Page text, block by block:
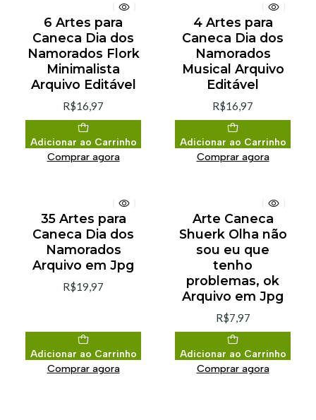
6 Artes para
Caneca Dia dos
Namorados Flork
Minimalista
Arquivo Editável
R$16,97
Adicionar ao Carrinho
Comprar agora
4 Artes para
Caneca Dia dos
Namorados
Musical Arquivo
Editável
R$16,97
Adicionar ao Carrinho
Comprar agora
35 Artes para
Caneca Dia dos
Namorados
Arquivo em Jpg
R$19,97
Adicionar ao Carrinho
Comprar agora
Arte Caneca
Shuerk Olha não
sou eu que
tenho
problemas, ok
Arquivo em Jpg
R$7,97
Adicionar ao Carrinho
Comprar agora